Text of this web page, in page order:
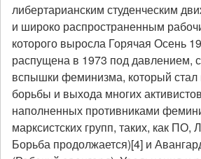
либертарианским студенческим
и широко распространенным
которого выросла Горячая Осень
распущена в 1973 под давлением,
вспышки феминизма, который стал
борьбы и выхода многих
наполненных противниками
марксистских групп, таких, как ПО,
Борьба продолжается)[4] и